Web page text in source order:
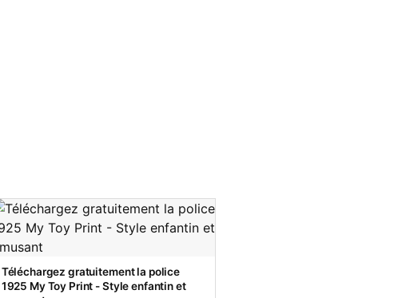
Téléchargez gratuitement la police
1925 My Toy Print - Style enfantin et